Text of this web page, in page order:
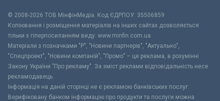
© 2008-2026 ТОВ МiнфiнМедiа. Код ЄДРПОУ: 35506859
Копіювання і розміщення матеріалів на інших сайтах дозволяється
тільки з гіперпосиланням виду: www.minfin.com.ua
Матеріали з позначками "Р", "Новини партнерів", "Актуально",
"Спецпроект", "Новини компаній", "Промо" – це реклама, в розумінні
Закону України "Про рекламу". За зміст реклами відповідальність несе
рекламодавець.
Інформація на даній сторінці не є рекламою банківських послуг.
Верифіковану банком інформацію про продукти та послуги можна